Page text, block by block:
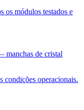
os módulos testados e
manchas de cristal
condições operacionais.